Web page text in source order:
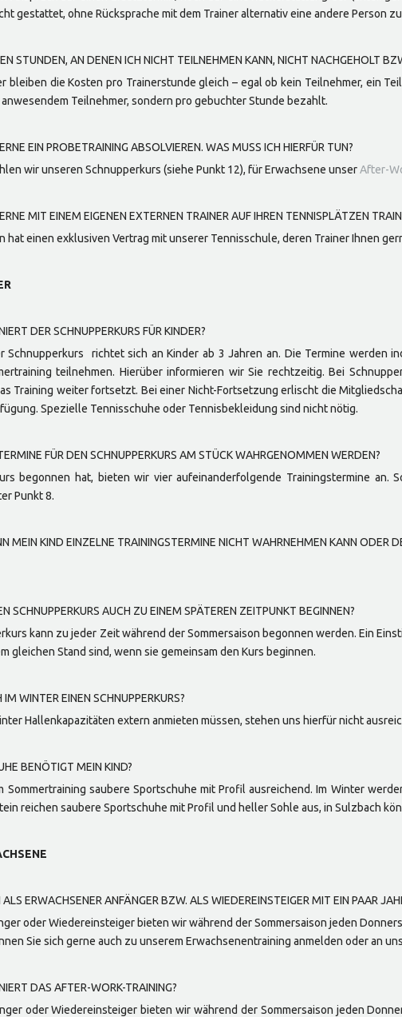
gestattet, ohne Rücksprache mit dem Trainer alternativ eine andere Person
STUNDEN, AN DENEN ICH NICHT TEILNEHMEN KANN, NICHT NACHGEHOLT
bleiben die Kosten pro Trainerstunde gleich – egal ob kein Teilnehmer, ein
Teilnehmer, sondern pro gebuchter Stunde bezahlt.
EIN PROBETRAINING ABSOLVIEREN. WAS MUSS ICH HIERFÜR TUN?
wir unseren Schnupperkurs (siehe Punkt 12), für Erwachsene unserAfter-
MIT EINEM EIGENEN EXTERNEN TRAINER AUF IHREN TENNISPLÄTZEN
hat einen exklusiven Vertrag mit unserer Tennisschule, deren Trainer Ihnen
DER SCHNUPPERKURS FÜR KINDER?
Schnupperkurs richtet sich an Kinder ab 3 Jahren an. Die Termine werden
teilnehmen. Hierüber informieren wir Sie rechtzeitig. Bei
Training weiter fortsetzt. Bei einer Nicht-Fortsetzung erlischt die
Spezielle Tennisschuhe oder Tennisbekleidung sind nicht nötig.
FÜR DEN SCHNUPPERKURS AM STÜCK WAHRGENOMMEN WERDEN?
begonnen hat, bieten wir vier aufeinanderfolgende Trainingstermine
Punkt 8.
MEIN KIND EINZELNE TRAININGSTERMINE NICHT WAHRNEHMEN KANN ODER
SCHNUPPERKURS AUCH ZU EINEM SPÄTEREN ZEITPUNKT BEGINNEN?
kann zu jeder Zeit während der Sommersaison begonnen werden. Ein
gleichen Stand sind, wenn sie gemeinsam den Kurs beginnen.
WINTER EINEN SCHNUPPERKURS?
Hallenkapazitäten extern anmieten müssen, stehen uns hierfür nicht
BENÖTIGT MEIN KIND?
Sommertraining saubere Sportschuhe mit Profil ausreichend. Im Winter
reichen saubere Sportschuhe mit Profil und heller Sohle aus, in Sulzbach
ERWACHSENER ANFÄNGER BZW. ALS WIEDEREINSTEIGER MIT EIN PAAR
oder Wiedereinsteiger bieten wir während der Sommersaison jeden
Sie sich gerne auch zu unserem Erwachsenentraining anmelden oder an
DAS AFTER-WORK-TRAINING?
oder Wiedereinsteiger bieten wir während der Sommersaison jeden